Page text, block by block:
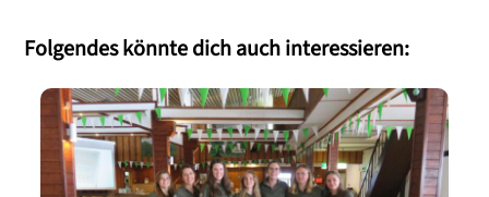
Folgendes könnte dich auch interessieren: